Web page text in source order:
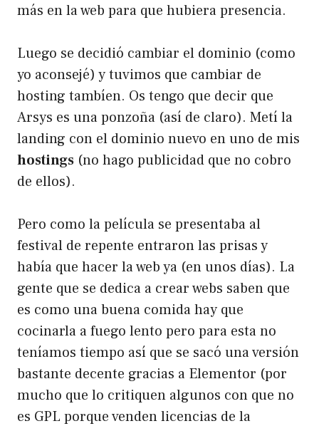
más en la web para que hubiera presencia.
Luego se decidió cambiar el dominio (como
yo aconsejé) y tuvimos que cambiar de
hosting tambíen. Os tengo que decir que
Arsys es una ponzoña (así de claro). Metí la
landing con el dominio nuevo en uno de mis
hostings (no hago publicidad que no cobro
de ellos).
Pero como la película se presentaba al
festival de repente entraron las prisas y
había que hacer la web ya (en unos días). La
gente que se dedica a crear webs saben que
es como una buena comida hay que
cocinarla a fuego lento pero para esta no
teníamos tiempo así que se sacó una versión
bastante decente gracias a Elementor (por
mucho que lo critiquen algunos con que no
es GPL porque venden licencias de la